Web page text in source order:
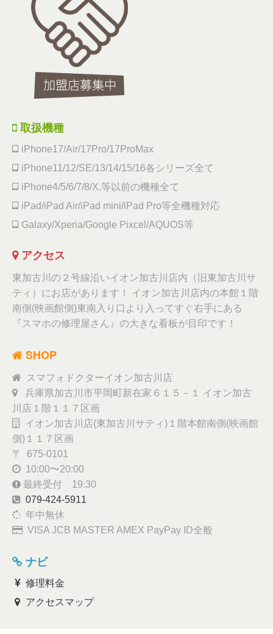
取扱機種
iPhone17/Air/17Pro/17ProMax
iPhone11/12/SE/13/14/15/16各シリーズ全て
iPhone4/5/6/7/8/X,等以前の機種全て
iPad/iPad Air/iPad mini/iPad Pro等全機種対応
Galaxy/Xperia/Google Pixcel/AQUOS等
アクセス
東加古川の２号線沿いイオン加古川店内（旧東加古川サ
ティ）にお店があります！ イオン加古川店内の本館１階
南側(映画館側)東南入り口より入ってすぐ右手にある
『スマホの修理屋さん』の大きな看板が目印です！
SHOP
スマフォドクターイオン加古川店
兵庫県加古川市平岡町新在家６１５－１ イオン加古
川店１階１１７区画
イオン加古川店(東加古川サティ)１階本館南側(映画館
側)１１７区画
〒 675-0101
10:00〜20:00
最終受付 19:30
079-424-5911
年中無休
VISA JCB MASTER AMEX PayPay ID全般
ナビ
修理料金
アクセスマップ